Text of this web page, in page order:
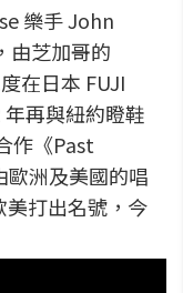
樂手 John
由芝加哥的
在日本 FUJI
年再與紐約瞪鞋
作《Past
洲及美國的唱
美打出名號，今